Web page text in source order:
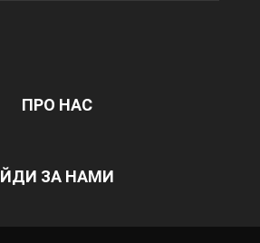
ПРО НАС
ЙДИ ЗА НАМИ